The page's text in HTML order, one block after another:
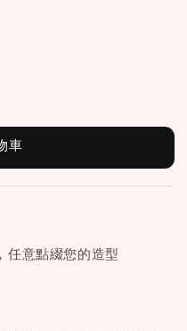
車
任意點綴您的造型